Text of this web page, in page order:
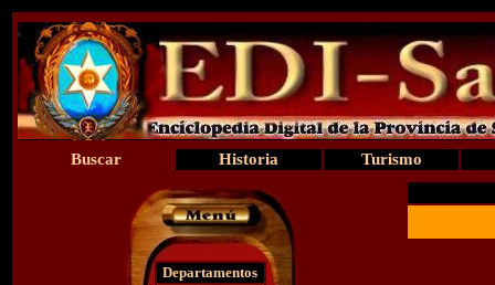
Buscar Historia Turismo
Departamentos